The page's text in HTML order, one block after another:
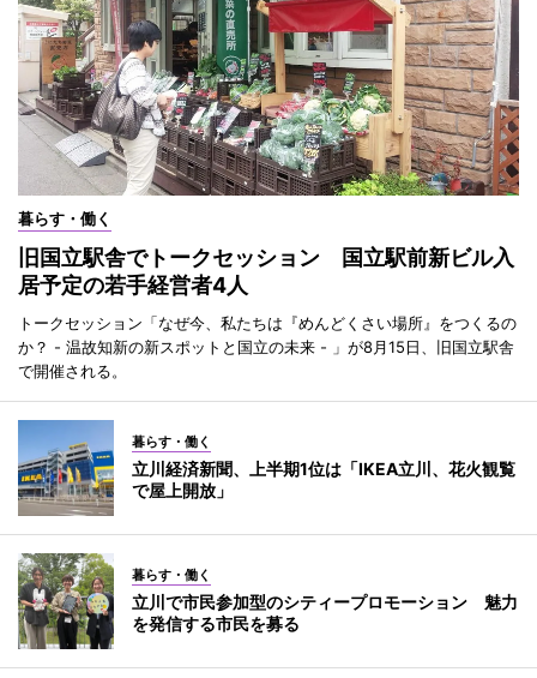
暮らす・働く
旧国立駅舎でトークセッション 国立駅前新ビル入
居予定の若手経営者4人
トークセッション「なぜ今、私たちは『めんどくさい場所』をつくるの
か？ - 温故知新の新スポットと国立の未来 - 」が8月15日、旧国立駅舎
で開催される。
暮らす・働く
立川経済新聞、上半期1位は「IKEA立川、花火観覧
で屋上開放」
暮らす・働く
立川で市民参加型のシティープロモーション 魅力
を発信する市民を募る